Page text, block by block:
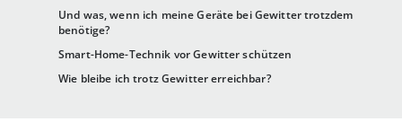
Und was, wenn ich meine Geräte bei Gewitter trotzdem
benötige?
Smart-Home-Technik vor Gewitter schützen
Wie bleibe ich trotz Gewitter erreichbar?